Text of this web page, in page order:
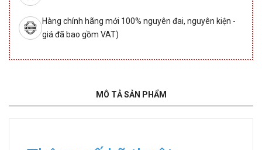
Hàng chính hãng mới 100% nguyên đai, nguyên kiện -
giá đã bao gồm VAT)
MÔ TẢ SẢN PHẨM